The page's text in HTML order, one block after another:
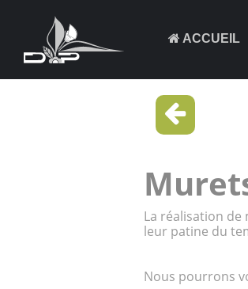
ACCUEIL
La réalisation de
leur patine du
Nous pourrons